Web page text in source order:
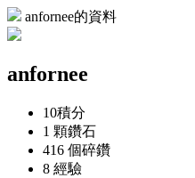
anfornee的資料
anfornee
10積分
1 顆鑽石
416 個碎鑽
8 經驗